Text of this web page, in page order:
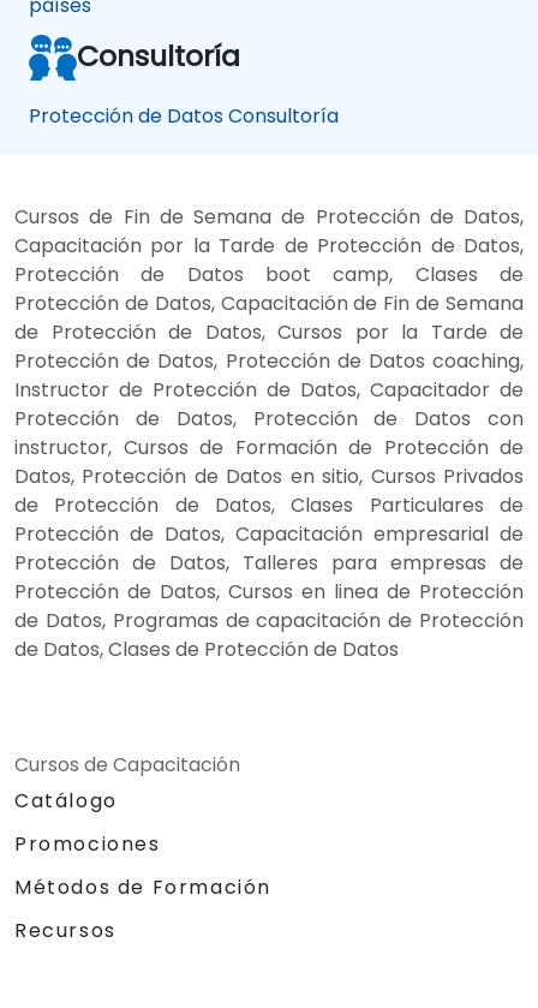
Consultoría
Protección de Datos Consultoría
Cursos de Fin de Semana de Protección de Datos,
Capacitación por la Tarde de Protección de Datos,
Protección de Datos boot camp, Clases de
Protección de Datos, Capacitación de Fin de Semana
de Protección de Datos, Cursos por la Tarde de
Protección de Datos, Protección de Datos coaching,
Instructor de Protección de Datos, Capacitador de
Protección de Datos, Protección de Datos con
instructor, Cursos de Formación de Protección de
Datos, Protección de Datos en sitio, Cursos Privados
de Protección de Datos, Clases Particulares de
Protección de Datos, Capacitación empresarial de
Protección de Datos, Talleres para empresas de
Protección de Datos, Cursos en linea de Protección
de Datos, Programas de capacitación de Protección
de Datos, Clases de Protección de Datos
Cursos de Capacitación
Catálogo
Promociones
Métodos de Formación
Recursos